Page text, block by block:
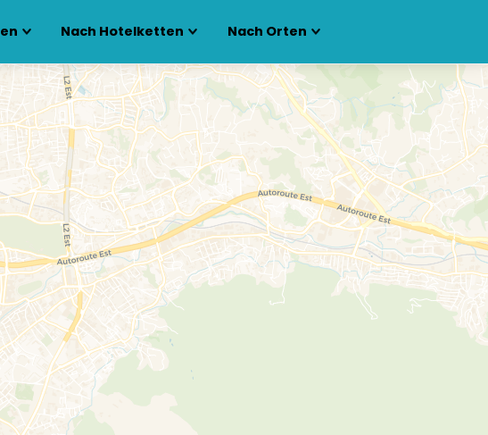
Nach Hotelketten Nach Orten